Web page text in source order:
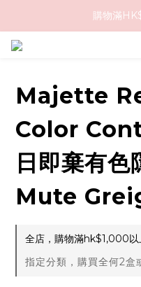
購物滿
購物滿
Majette
Color
日即棄有色
Mute
全店，購物滿hk$1,000以
指定分類，購買全何2盒